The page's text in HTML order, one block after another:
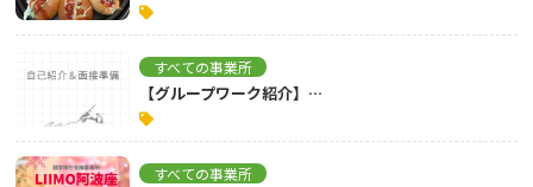
すべての事業所
【グループワーク紹介】…
すべての事業所